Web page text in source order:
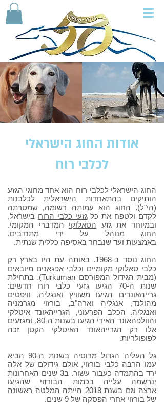
החוג הישראלי לכלבי רוח הוא אחד מחוגי הגזע
הותיקים בהתאחדות הישראלית לכלבנות
(הי"ל). החוג הוא עמותה רשומה, שמטרתה
לקדם ולטפח את כלגזעי כלבי הרוח בישראל,
ובמיוחד את גזע הסאלוקי המדברי המקומי.
החוג מנוהל על ידי מתנדבים,
באמצעות ועד שנבחר באסיפה כללית שנתית.
החוג נוסד ב-1968. באותה עת היו בארץ רק
כלבי סאלוקי מקומיים וכלבי אפגאנים מיובאים
(מבית הגידול המפורסם Turkuman). בתחילת
שנות ה-70 הגיעו גזעי כלבי רוח חדשים:
גרייהאונדים הגיעו משוויץ ואנגליה, וויפטים
מהולנד, אנגליה וארה"ב, בורזוי מגרמניה
ואנגליה. הכלב הפרעוני, הגרייהאונד איטלקי
והוולפהאונד האירי הגיעו בשנות ה-80, ומגזעים
אלו רק הגרייהאונד האיטלקי הקטן זכה
לפופולריות.
גל העליה הגדול מרוסיה בשנות ה-90 הביא
עמו הרבה כלבי בורזוי, אולם גידולם של אלה
ירד בהתמדה כעבור עשור. ב3 שנים האחרונות
ינרשמה עלייה בכמות הבורזוי שהגיעו
ארצה וגם בשנת 2018 הייתה המלטה ראשונה
של בורזוי אחרי הפסקה של 9 שנים.
אודות החוג הישראלי
לכלבי רוח